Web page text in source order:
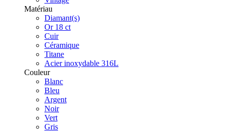
Matériau
Diamant(s)
Or 18 ct
Cuir
Céramique
Titane
Acier inoxydable 316L
Couleur
Blanc
Bleu
Argent
Noir
Vert
Gris